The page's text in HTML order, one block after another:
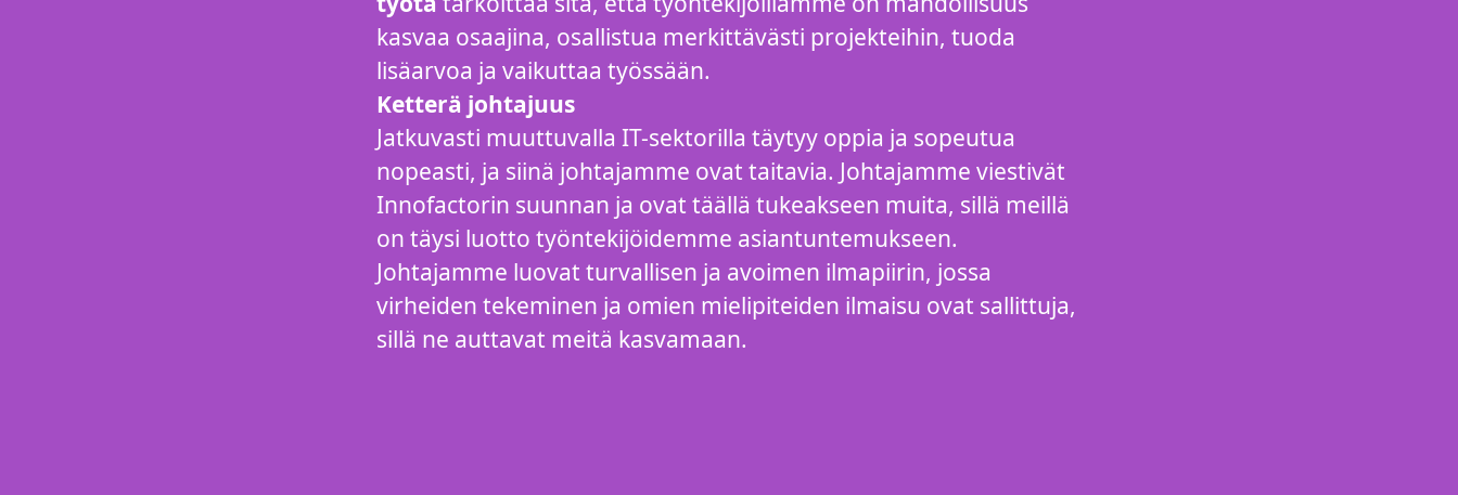
kasvaa osaajina, osallistua merkittävästi projekteihin, tuoda
lisäarvoa ja vaikuttaa työssään.
Ketterä johtajuus
Jatkuvasti muuttuvalla IT-sektorilla täytyy oppia ja sopeutua
nopeasti, ja siinä johtajamme ovat taitavia. Johtajamme viestivät
Innofactorin suunnan ja ovat täällä tukeakseen muita, sillä meillä
on täysi luotto työntekijöidemme asiantuntemukseen.
Johtajamme luovat turvallisen ja avoimen ilmapiirin, jossa
virheiden tekeminen ja omien mielipiteiden ilmaisu ovat sallittuja,
sillä ne auttavat meitä kasvamaan.